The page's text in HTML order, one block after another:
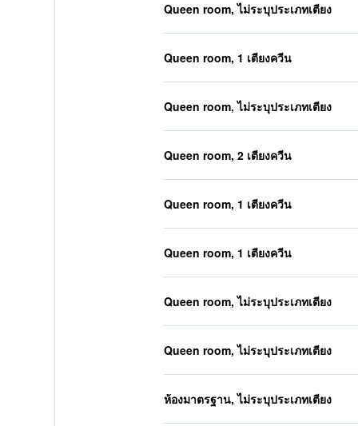
Queen room, ไม่ระบุประเภทเตียง
Queen room, 1 เตียงควีน
Queen room, ไม่ระบุประเภทเตียง
Queen room, 2 เตียงควีน
Queen room, 1 เตียงควีน
Queen room, 1 เตียงควีน
Queen room, ไม่ระบุประเภทเตียง
Queen room, ไม่ระบุประเภทเตียง
ห้องมาตรฐาน, ไม่ระบุประเภทเตียง